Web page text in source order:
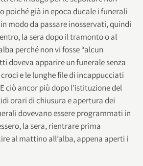
poiché già in epoca ducale i funerali
modo da passare inosservati, quindi
la sera dopo il tramonto o al
perché non vi fosse “alcun
doveva apparire un funerale senza
e le lunghe file di incappucciati
ciò ancor più dopo l’istituzione del
orari di chiusura e apertura dei
dovevano essere programmati in
la sera, rientrare prima
al mattino all’alba, appena aperti i